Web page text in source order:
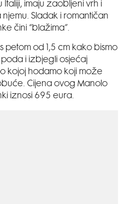
imaju zaobljeni vrh i
njemu. Sladak i romantičan
čini “blažima”.
petom od 1,5 cm kako bismo
i izbjegli osjećaj
kojoj hodamo koji može
Cijena ovog Manolo
iznosi 695 eura.